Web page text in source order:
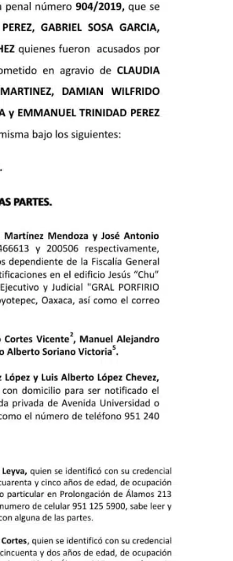
Avanza con orden y tranquilidad el proceso
electoral extraordinario de Santiago Xanica:
Jesús Romero
¡Histórico! Bukele elimina el presupuesto a
los partidos políticos.
30 enero 2025